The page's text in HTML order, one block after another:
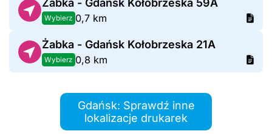
Żabka - Gdańsk Kołobrzeska 59A
Wybierz 0,7 km
Żabka - Gdańsk Kołobrzeska 21A
Wybierz 0,8 km
Gdańsk: Sprawdź inne
lokalizacje drukarek